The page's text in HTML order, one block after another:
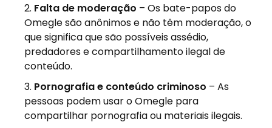
Falta de moderação – Os bate-papos do
Omegle são anônimos e não têm moderação, o
que significa que são possíveis assédio,
predadores e compartilhamento ilegal de
conteúdo.
Pornografia e conteúdo criminoso – As
pessoas podem usar o Omegle para
compartilhar pornografia ou materiais ilegais.